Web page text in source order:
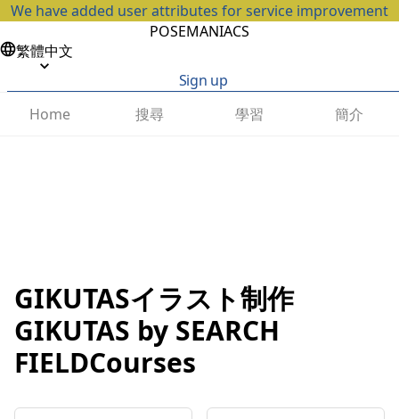
We have added user attributes for service improvement
POSEMANIACS
繁體中文
Sign up
Home
搜尋 學習 簡介
GIKUTASイラスト制作
GIKUTAS by SEARCH
FIELDCourses